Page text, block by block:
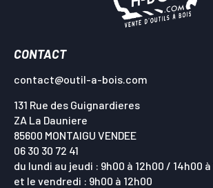
CONTACT
contact@outil-a-bois.com
131 Rue des Guignardieres
ZA La Dauniere
85600 MONTAIGU VENDEE
06 30 30 72 41
du lundi au jeudi : 9h00 à 12h00 / 14h00 à
et le vendredi : 9h00 à 12h00